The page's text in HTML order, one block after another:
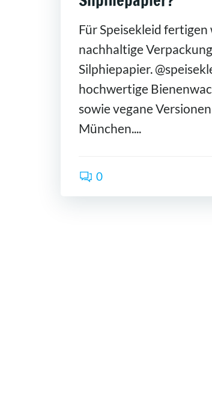
Für Speisekleid fertigen
nachhaltige
Silphiepapier.
hochwertige
sowie vegane
München....
0